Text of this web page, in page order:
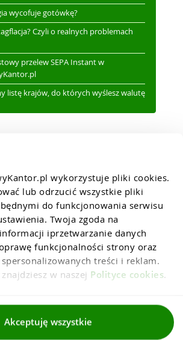
wykorzystuje pliki cookies.
lub odrzucić wszystkie pliki
do funkcjonowania serwisu
Twoja zgoda na
iprzetwarzanie danych
funkcjonalności strony oraz
treści i reklam.
w naszej Polityce cookies.
Akceptuję wszystkie
wycofuje gotówkę?
Czyli o realnych problemach
przelew SEPA Instant w
listę krajów, do których wyślesz walutę
Regulaminy